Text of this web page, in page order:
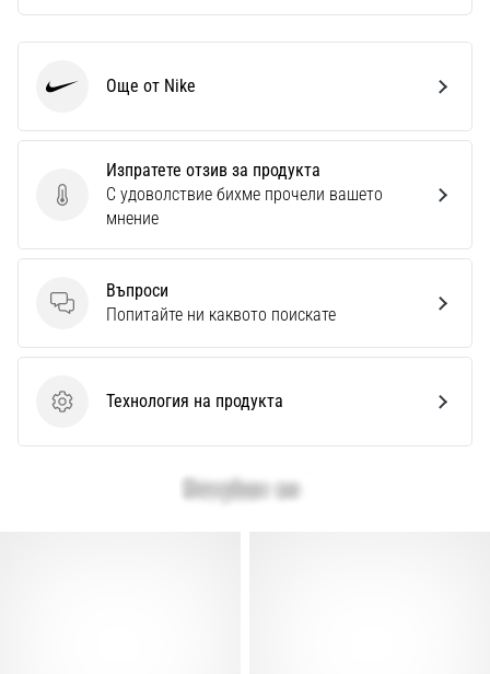
Изпратете отзив за продукта
Изпратете отзив за продукта
С удоволствие бихме прочели вашето
мнение
Въпроси
Въпроси
Попитайте ни каквото поискате
Технология на продукта
Технология на продукта
Още от Nike